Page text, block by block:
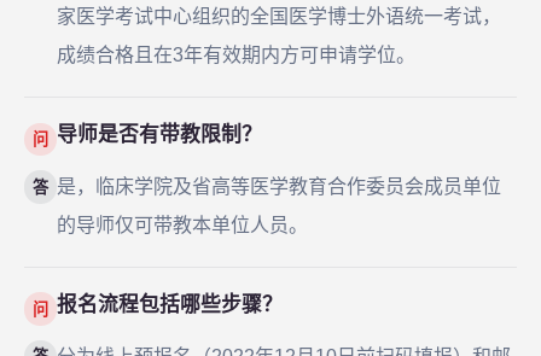
家医学考试中心组织的全国医学博士外语统一考试，
成绩合格且在3年有效期内方可申请学位。
问 导师是否有带教限制？
答 是，临床学院及省高等医学教育合作委员会成员单位
的导师仅可带教本单位人员。
问 报名流程包括哪些步骤？